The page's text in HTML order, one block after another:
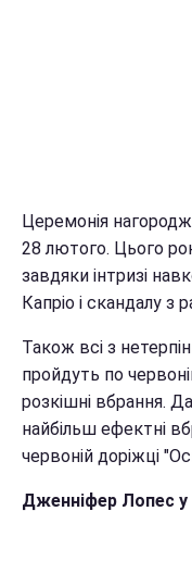
Церемонія
28 лютого. Цього
завдяки інтризі
Капріо і скандалу з
Також всі з
пройдуть по
розкішні вбрання.
найбільш ефектні
червоній доріжці
Дженніфер Лопес у